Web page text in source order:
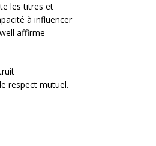
les titres et
à influencer
affirme
respect mutuel.